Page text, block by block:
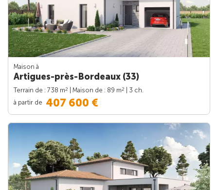
Maison à
Artigues-près-Bordeaux (33)
Terrain de : 738 m2 | Maison de : 89 m2
| 3 ch.
à partir de 407 600 €